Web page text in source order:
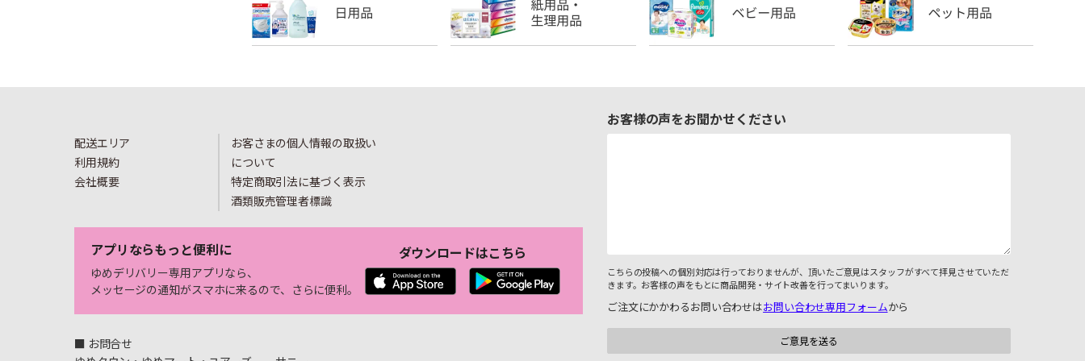
配送エリア
利用規約
会社概要
お客さまの個人情報の取扱い
について
特定商取引法に基づく表示
酒類販売管理者標識
アプリならもっと便利に
ゆめデリバリー専用アプリなら、
メッセージの通知がスマホに来るので、さらに便利。
ダウンロードはこちら
■ お問合せ
お客様の声をお聞かせください
こちらの投稿への個別対応は行っておりませんが、頂いたご意見はスタッフがすべて拝見させていただ
きます。お客様の声をもとに商品開発・サイト改善を行ってまいります。
ご注文にかかわるお問い合わせはお問い合わせ専用フォームから